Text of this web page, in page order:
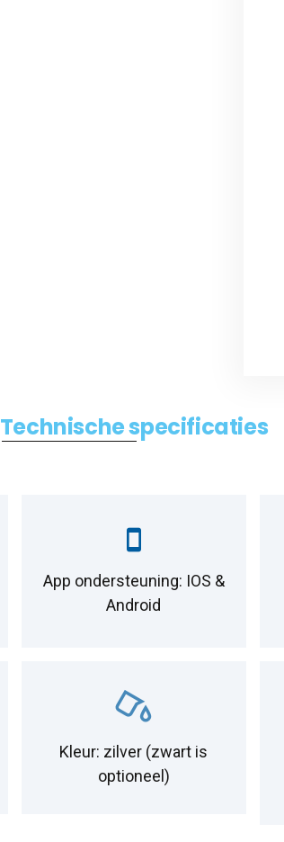
Technische specificaties
App ondersteuning: IOS &
Android
Kleur: zilver (zwart is
optioneel)